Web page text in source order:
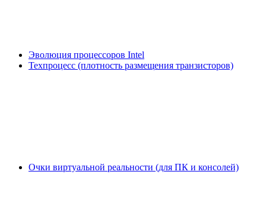
Эволюция процессоров Intel
Техпроцесс (плотность размещения транзисторов)
Очки виртуальной реальности (для ПК и консолей)